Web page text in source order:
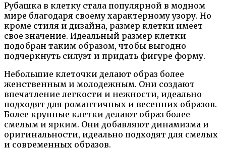
Рубашка в клетку стала популярной в модном
мире благодаря своему характерному узору. Но
кроме стиля и дизайна, размер клетки имеет
свое значение. Идеальный размер клетки
подобран таким образом, чтобы выгодно
подчеркнуть силуэт и придать фигуре форму.
Небольшие клеточки делают образ более
женственным и молодежным. Они создают
впечатление легкости и нежности, идеально
подходят для романтичных и весенних образов.
Более крупные клетки делают образ более
смелым и ярким. Они добавляют динамизма и
оригинальности, идеально подходят для смелых
и современных образов.